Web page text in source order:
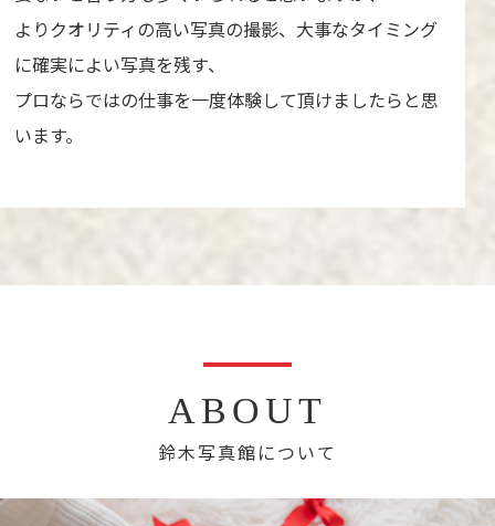
よりクオリティの高い写真の撮影、大事なタイミング
に確実によい写真を残す、
プロならではの仕事を一度体験して頂けましたらと思
います。
ABOUT
鈴木写真館について